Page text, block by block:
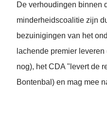
De verhoudingen binnen
minderheidscoalitie zijn
bezuinigingen van het
lachende premier
nog), het CDA "levert de
Bontenbal) en mag mee